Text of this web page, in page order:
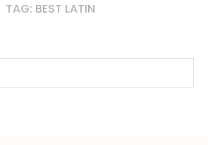
TAG: BEST LATIN